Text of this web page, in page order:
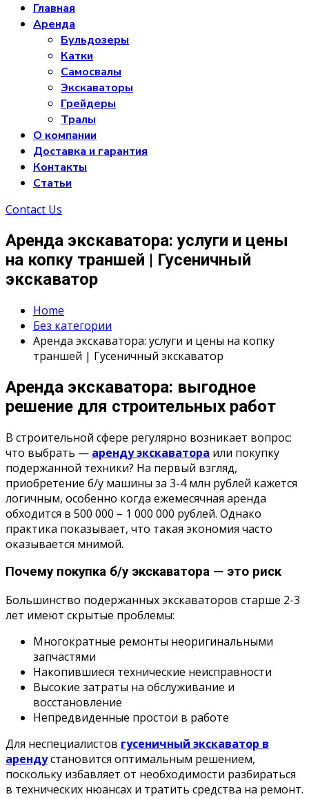
Главная
Аренда
Бульдозеры
Катки
Самосвалы
Экскаваторы
Грейдеры
Тралы
О компании
Доставка и гарантия
Контакты
Статьи
Contact Us
Аренда экскаватора: услуги и цены
на копку траншей | Гусеничный
экскаватор
Home
Без категории
Аренда экскаватора: услуги и цены на копку
траншей | Гусеничный экскаватор
Аренда экскаватора: выгодное
решение для строительных работ
В строительной сфере регулярно возникает вопрос:
что выбрать — аренду экскаватора или покупку
подержанной техники? На первый взгляд,
приобретение б/у машины за 3-4 млн рублей кажется
логичным, особенно когда ежемесячная аренда
обходится в 500 000 – 1 000 000 рублей. Однако
практика показывает, что такая экономия часто
оказывается мнимой.
Почему покупка б/у экскаватора — это риск
Большинство подержанных экскаваторов старше 2-3
лет имеют скрытые проблемы:
Многократные ремонты неоригинальными
запчастями
Накопившиеся технические неисправности
Высокие затраты на обслуживание и
восстановление
Непредвиденные простои в работе
Для неспециалистов гусеничный экскаватор в
арендустановится оптимальным решением,
поскольку избавляет от необходимости разбираться
в технических нюансах и тратить средства на ремонт.